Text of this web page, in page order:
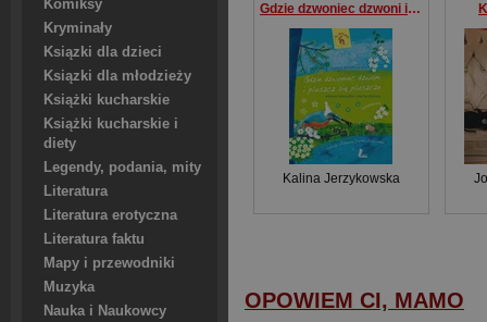
Komiksy
Kryminały
Ksiązki dla dzieci
Ksiązki dla młodzieży
Książki kucharskie
Książki kucharskie i
diety
Legendy, podania, mity
Literatura
Literatura erotyczna
Literatura faktu
Mapy i przewodniki
Muzyka
Nauka i Naukowcy
Gdzie dzwoniec dzwoni i pluszcz się pluszcze
Kalina Jerzykowska
OPOWIEM CI, MAMO